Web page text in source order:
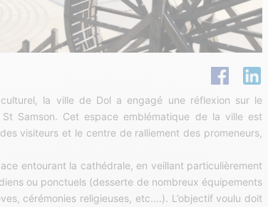
la ville de Dol a engagé une réflexion sur le
Samson. Cet espace emblématique de la ville est
visiteurs et le centre de ralliement des promeneurs,
entourant la cathédrale, en veillant particulièrement
ou ponctuels (desserte de nombreux équipements
cérémonies religieuses, etc….). L’objectif voulu doit